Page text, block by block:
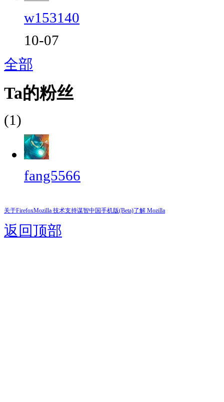
w153140
10-07
全部
Ta的粉丝
(1)
fang5566
关于FirefoxMozilla 技术支持谋智中国手机版(Beta)了解 Mozilla
返回顶部